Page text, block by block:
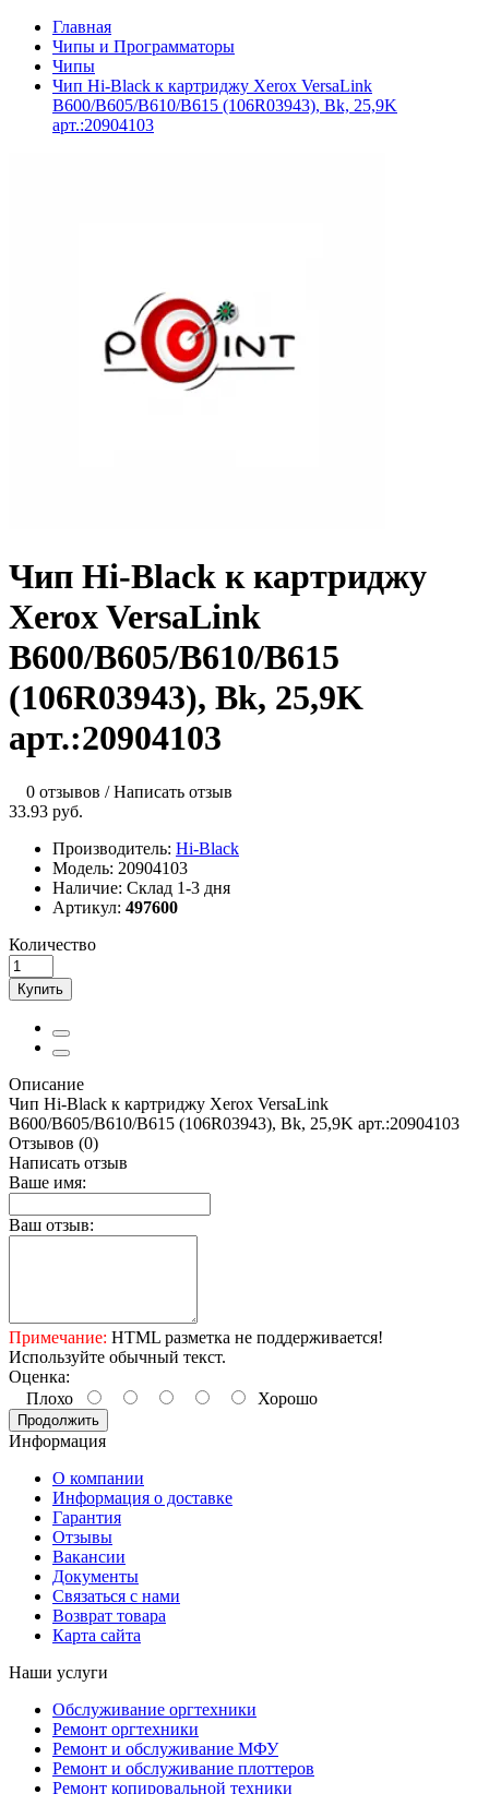
Главная
Чипы и Программаторы
Чипы
Чип Hi-Black к картриджу Xerox VersaLink
B600/B605/B610/B615 (106R03943), Bk, 25,9K
арт.:20904103
Чип Hi-Black к картриджу
Xerox VersaLink
B600/B605/B610/B615
(106R03943), Bk, 25,9K
арт.:20904103
0 отзывов /Написать отзыв
33.93 руб.
Производитель: Hi-Black
Модель: 20904103
Наличие: Склад 1-3 дня
Артикул: 497600
Количество
Купить
Описание
Чип Hi-Black к картриджу Xerox VersaLink
B600/B605/B610/B615 (106R03943), Bk, 25,9K арт.:20904103
Отзывов (0)
Написать отзыв
Ваше имя:
Ваш отзыв:
Примечание: HTML разметка не поддерживается!
Используйте обычный текст.
Оценка:
Плохо
Хорошо
Продолжить
Информация
О компании
Информация о доставке
Гарантия
Отзывы
Вакансии
Документы
Связаться с нами
Возврат товара
Карта сайта
Наши услуги
Обслуживание оргтехники
Ремонт оргтехники
Ремонт и обслуживание МФУ
Ремонт и обслуживание плоттеров
Ремонт копировальной техники